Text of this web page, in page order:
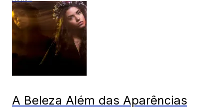
A Beleza Além das Aparências